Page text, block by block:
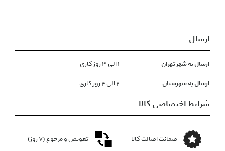
ارسال
ارسال به شهر تهران ١ الی ۳ روز کاری
ارسال به شهرستان ۲ الی ۴ روز کاری
شرایط اختصاصی کالا
ضمانت اصالت کالا تعویض و مرجوع (۷ روز)